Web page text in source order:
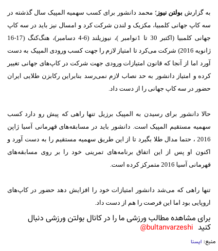
به گزارش بولتن نیوز ؛ محمد دانشور برای کسب سهمیه المپیک سال گذشته در
سه کاپ جهانی کلمبیا، مکزیک و لندن شرکت کرد و امسال نیز باید در سه کاپ
جهانی کلمبیا (اکتبر 30 تا 1نوامبر )، نیوزیلند (6-4 دسامبر)، هنگ‌کنگ (17-16
ژانویه 2016) شرکت می‌کرد تا امتیاز لازم را جهت کسب ورودی المپیک به دست
آورد اما از آنجا که قانون امتیازات ورودی جهت شرکت در کاپ‌های جهانی تغییر
کرده و امتیاز دانشور به حد نصاب لازم نمی‌رسد بنابراین رکابزن طلایی ایران
حضور در سه کاپ جهانی را از دست داد.
حالا دانشور برای رسیدن به المپیک برزیل تنها راهی که پیش رو دارد کسب
سهمیه مستقیم المپیک است. دانشور باید در مسابقه‌های قهرمانی آسیا ژاپن
2016 ، حتما مدال طلا بگیرد تا از این طریق سهمیه مستقیم را به دست آورد و
اکنون او پس از این اتفاق برنامه‌های تمرینی خود را بر روی مسابقه‌های
قهرمانی آسیا 2016 متمرکز کرده است.
تنها راهی که می‌شد دانشور امتیازات خود را افزایش دهد حضور در کاپ‌های
اروپایی بود اما این فرصت را هم از دست داد.
برای مشاهده مطالب ورزشی ما را در کانال بولتن ورزشی دنبال
کنید bultanvarzeshi@
منبع: ایسنا